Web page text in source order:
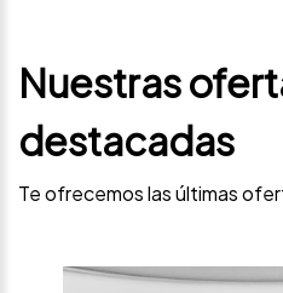
Nuestras
destacadas
Te ofrecemos las últimas